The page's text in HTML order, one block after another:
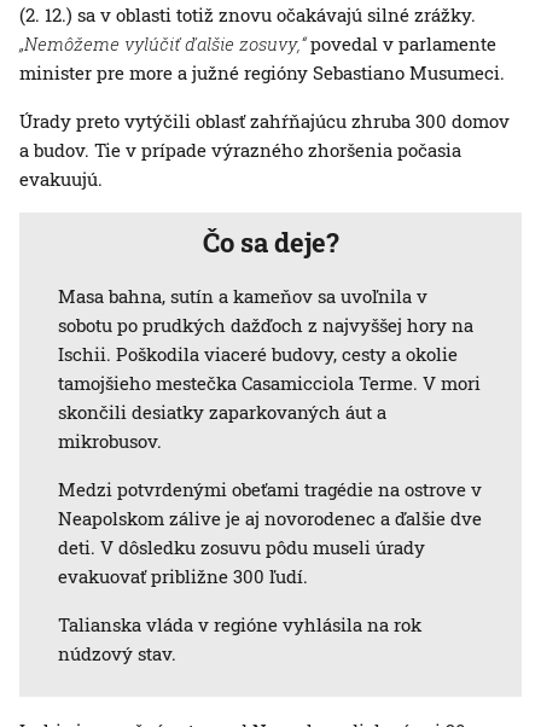
(2. 12.) sa v oblasti totiž znovu očakávajú silné zrážky.
„Nemôžeme vylúčiť ďalšie zosuvy,“povedal v parlamente
minister pre more a južné regióny Sebastiano Musumeci.
Úrady preto vytýčili oblasť zahŕňajúcu zhruba 300 domov
a budov. Tie v prípade výrazného zhoršenia počasia
evakuujú.
Čo sa deje?
Masa bahna, sutín a kameňov sa uvoľnila v
sobotu po prudkých dažďoch z najvyššej hory na
Ischii. Poškodila viaceré budovy, cesty a okolie
tamojšieho mestečka Casamicciola Terme. V mori
skončili desiatky zaparkovaných áut a
mikrobusov.
Medzi potvrdenými obeťami tragédie na ostrove v
Neapolskom zálive je aj novorodenec a ďalšie dve
deti. V dôsledku zosuvu pôdu museli úrady
evakuovať približne 300 ľudí.
Talianska vláda v regióne vyhlásila na rok
núdzový stav.